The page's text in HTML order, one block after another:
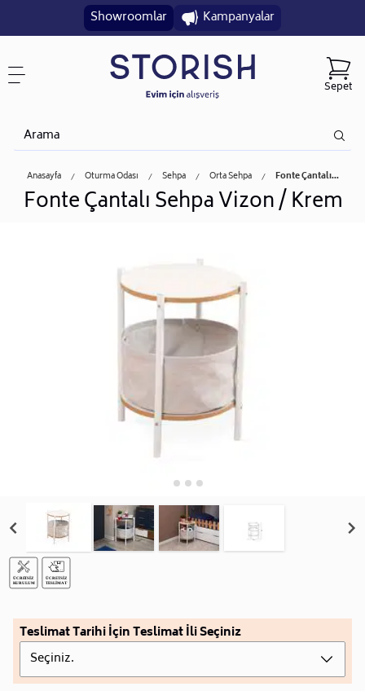
Showroomlar Kampanyalar
Sepet
Anasayfa Oturma Odası Sehpa Orta Sehpa Fonte Çantalı...
Fonte Çantalı Sehpa Vizon / Krem
Teslimat Tarihi İçin Teslimat İli Seçiniz
Seçiniz.